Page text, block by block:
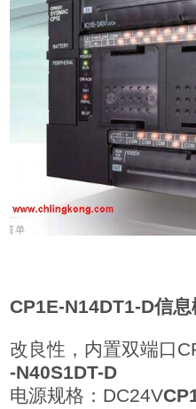
CP1E-N14DT1-D信息
改良性，内置双端口
-N40S1DT-D
电源规格：DC24V